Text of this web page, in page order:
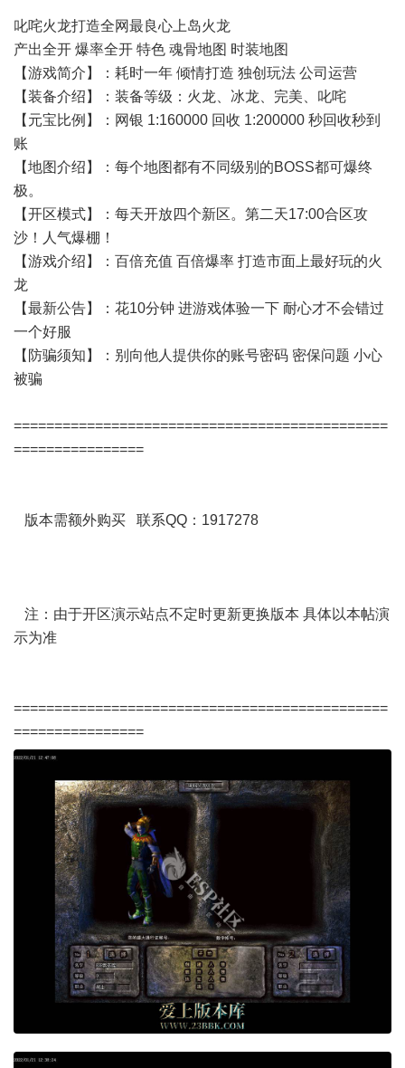
叱咤火龙打造全网最良心上岛火龙
产出全开 爆率全开 特色 魂骨地图 时装地图
【游戏简介】：耗时一年 倾情打造 独创玩法 公司运营
【装备介绍】：装备等级：火龙、冰龙、完美、叱咤
【元宝比例】：网银 1:160000 回收 1:200000 秒回收秒到
账
【地图介绍】：每个地图都有不同级别的BOSS都可爆终
极。
【开区模式】：每天开放四个新区。第二天17:00合区攻
沙！人气爆棚！
【游戏介绍】：百倍充值 百倍爆率 打造市面上最好玩的火
龙
【最新公告】：花10分钟 进游戏体验一下 耐心才不会错过
一个好服
【防骗须知】：别向他人提供你的账号密码 密保问题 小心
被骗
==============================================
================
版本需额外购买 联系QQ：1917278
注：由于开区演示站点不定时更新更换版本 具体以本帖演
示为准
==============================================
================